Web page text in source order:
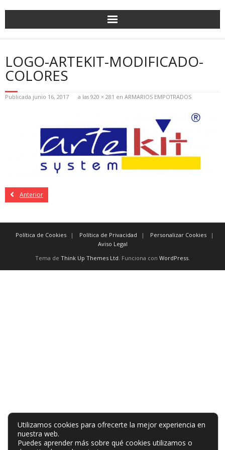
LOGO-ARTEKIT-MODIFICADO-
COLORES
Publicada junio 16, 2017 a las 920 × 281 en ARMARIOS EMPOTRADOS
Anterior
Política de Cookies Política de Privacidad
Personalizar Cookies
Aviso Legal
Tema de Think Up Themes Ltd . Funciona con WordPress
Utilizamos cookies para ofrecerte la mejor experiencia en
nuestra web.
Puedes aprender más sobre qué cookies utilizamos o